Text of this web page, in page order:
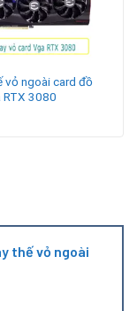
gặp lỗi kỹ
màn hình sẽ
vỏ ngoài card đồ
RTX 3080
thế vỏ ngoài